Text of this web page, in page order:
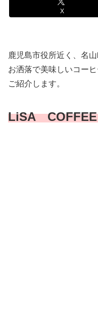
X
鹿児島市役所近く、名
お洒落で美味しいコー
ご紹介します。
LiSA COFFEE